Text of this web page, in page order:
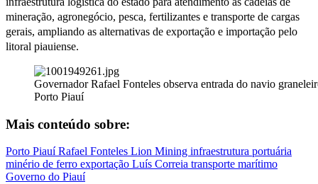
mineração, agronegócio, pesca, fertilizantes e transporte de cargas
gerais, ampliando as alternativas de exportação e importação pelo
litoral piauiense.
Governador Rafael Fonteles observa entrada do navio
Porto Piauí
Mais conteúdo sobre:
Porto PiauíRafael Fonteles Lion Mining infraestrutura portuária
minério de ferro exportação Luís Correia transporte marítimo
Governo do Piauí